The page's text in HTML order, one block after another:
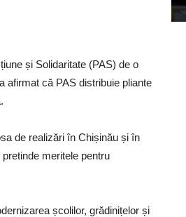
și Solidaritate (PAS) de o
afirmat că PAS distribuie pliante
de realizări în Chișinău și în
meritele pentru
școlilor, grădinițelor și